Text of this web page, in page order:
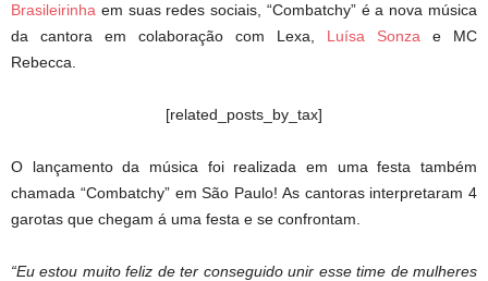
Brasileirinha em suas redes sociais, “Combatchy” é a nova música
da cantora em colaboração com Lexa, Luísa Sonza e MC
Rebecca.
[related_posts_by_tax]
O lançamento da música foi realizada em uma festa também
chamada “Combatchy” em São Paulo! As cantoras interpretaram 4
garotas que chegam á uma festa e se confrontam.
“Eu estou muito feliz de ter conseguido unir esse time de mulheres